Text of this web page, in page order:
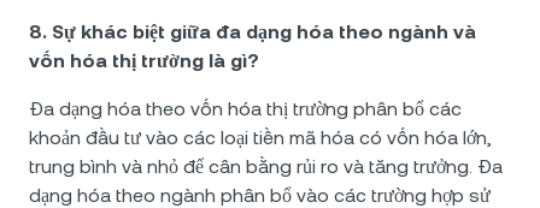
8. Sự khác biệt giữa đa dạng hóa theo ngành và
vốn hóa thị trường là gì?
Đa dạng hóa theo vốn hóa thị trường phân bổ các
khoản đầu tư vào các loại tiền mã hóa có vốn hóa lớn,
trung bình và nhỏ để cân bằng rủi ro và tăng trưởng. Đa
dạng hóa theo ngành phân bổ vào các trường hợp sử